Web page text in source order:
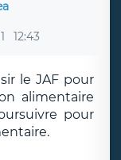
12:43
le JAF pour
alimentaire
pour